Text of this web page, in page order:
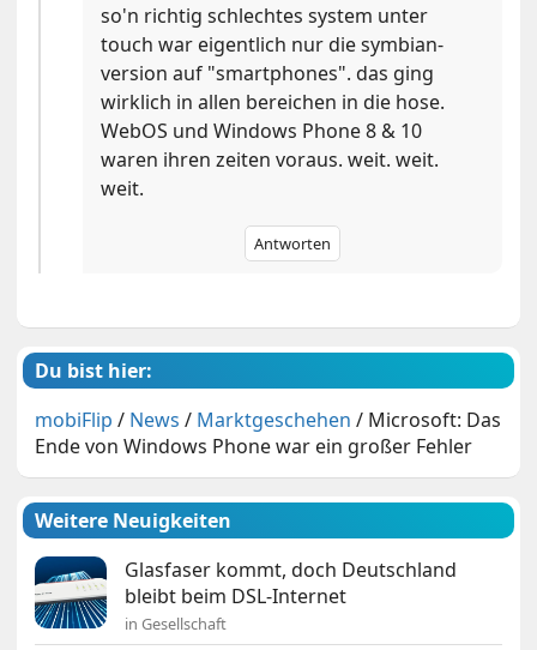
so'n richtig schlechtes system unter
touch war eigentlich nur die symbian-
version auf "smartphones". das ging
wirklich in allen bereichen in die hose.
WebOS und Windows Phone 8 & 10
waren ihren zeiten voraus. weit. weit.
weit.
Antworten
Du bist hier:
mobiFlip / News / Marktgeschehen / Microsoft: Das
Ende von Windows Phone war ein großer Fehler
Weitere Neuigkeiten
Glasfaser kommt, doch Deutschland
bleibt beim DSL-Internet
in Gesellschaft